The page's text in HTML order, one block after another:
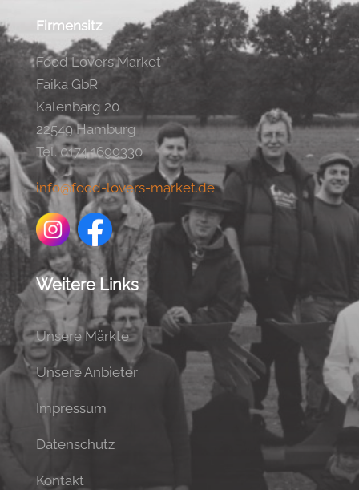
Firmensitz
Food Lovers Market
Faika GbR
Kalenbarg 20
22549 Hamburg
Tel. 0174 1699330
info@food-lovers-market.de
Weitere Links
Unsere Märkte
Unsere Anbieter
Impressum
Datenschutz
Kontakt